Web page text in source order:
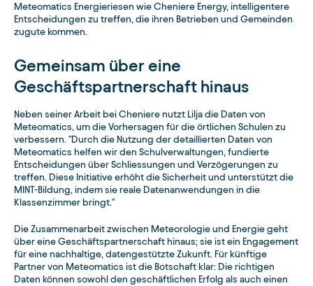
Meteomatics Energieriesen wie Cheniere Energy, intelligentere
Entscheidungen zu treffen, die ihren Betrieben und Gemeinden
zugute kommen.
Gemeinsam über eine
Geschäftspartnerschaft hinaus
Neben seiner Arbeit bei Cheniere nutzt Lilja die Daten von
Meteomatics, um die Vorhersagen für die örtlichen Schulen zu
verbessern. "Durch die Nutzung der detaillierten Daten von
Meteomatics helfen wir den Schulverwaltungen, fundierte
Entscheidungen über Schliessungen und Verzögerungen zu
treffen. Diese Initiative erhöht die Sicherheit und unterstützt die
MINT-Bildung, indem sie reale Datenanwendungen in die
Klassenzimmer bringt."
Die Zusammenarbeit zwischen Meteorologie und Energie geht
über eine Geschäftspartnerschaft hinaus; sie ist ein Engagement
für eine nachhaltige, datengestützte Zukunft. Für künftige
Partner von Meteomatics ist die Botschaft klar: Die richtigen
Daten können sowohl den geschäftlichen Erfolg als auch einen